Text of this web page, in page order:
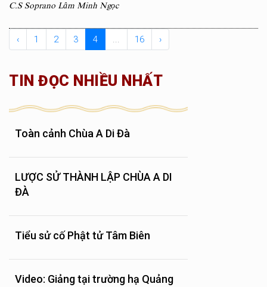
C.S Soprano Lâm Minh Ngọc
‹ 1 2 3 4 ... 16 ›
TIN ĐỌC NHIỀU NHẤT
Toàn cảnh Chùa A Di Đà
LƯỢC SỬ THÀNH LẬP CHÙA A DI
ĐÀ
Tiểu sử cố Phật tử Tâm Biên
Video: Giảng tại trường hạ Quảng